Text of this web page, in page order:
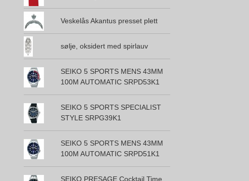
Veskelås Akantus presset plett
sølje, oksidert med spirlauv
SEIKO 5 SPORTS MENS 43MM
100M AUTOMATIC SRPD53K1
SEIKO 5 SPORTS SPECIALIST
STYLE SRPG39K1
SEIKO 5 SPORTS MENS 43MM
100M AUTOMATIC SRPD51K1
SEIKO PRESAGE Cocktail Time